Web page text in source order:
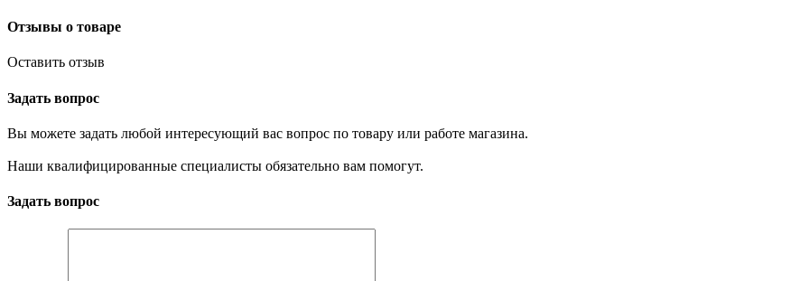
Отзывы о товаре
Оставить отзыв
Задать вопрос
Вы можете задать любой интересующий вас вопрос по товару или работе магазина.
Наши квалифицированные специалисты обязательно вам помогут.
Задать вопрос